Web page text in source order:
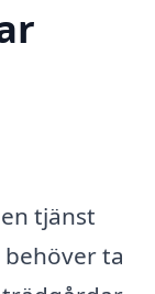
tjänst
ta